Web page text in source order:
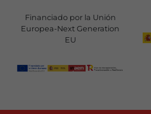
Financiado por la Unión
Europea-Next Generation
EU